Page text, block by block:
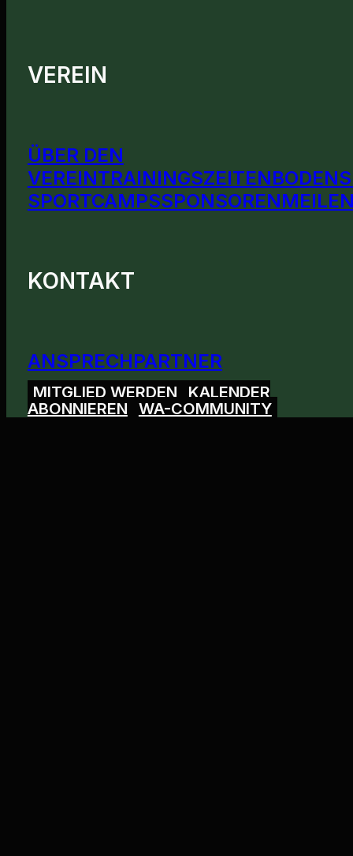
VEREIN
ÜBER DEN
VEREINTRAININGSZEITEN
SPORTCAMPSSPONSOREN
KONTAKT
ANSPRECHPARTNER
MITGLIED WERDEN
KALENDER
ABONNIEREN
WA-COMMUNITY